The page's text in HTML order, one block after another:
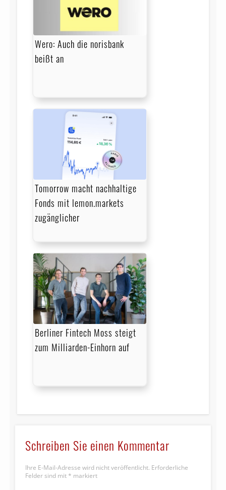
Wero: Auch die norisbank
beißt an
Tomorrow macht nachhaltige
Fonds mit lemon.markets
zugänglicher
Berliner Fintech Moss steigt
zum Milliarden-Einhorn auf
Schreiben Sie einen Kommentar
Ihre E-Mail-Adresse wird nicht veröffentlicht. Erforderliche
Felder sind mit * markiert